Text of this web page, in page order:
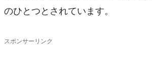
のひとつとされています。
スポンサーリンク